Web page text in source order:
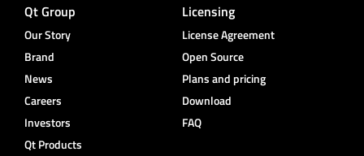
Qt Group
Our Story
Brand
News
Careers
Investors
Qt Products
Licensing
License Agreement
Open Source
Plans and pricing
Download
FAQ